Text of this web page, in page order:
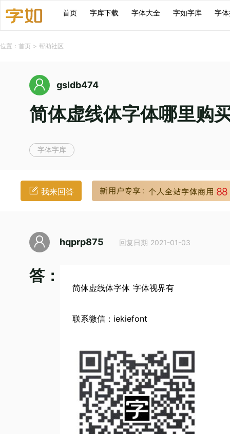
首页 字库下载 字体大全 字如字库 字
位置： 首页 > 帮助社区
gsldb474
简体虚线体字体哪里购
字体字库
我来回答
hqprp875 回复日期 2021-01-03
答：
简体虚线体字体 字体视界有
联系微信：iekiefont